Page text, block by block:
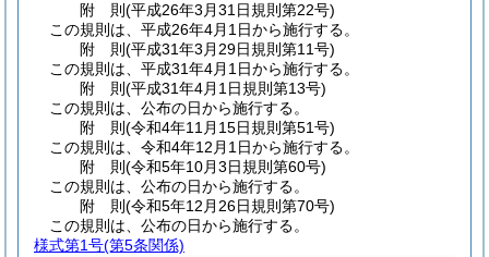
附 則(平成26年3月31日規則第22号)
この規則は、平成26年4月1日から施行する。
附 則(平成31年3月29日規則第11号)
この規則は、平成31年4月1日から施行する。
附 則(平成31年4月1日規則第13号)
この規則は、公布の日から施行する。
附 則(令和4年11月15日規則第51号)
この規則は、令和4年12月1日から施行する。
附 則(令和5年10月3日規則第60号)
この規則は、公布の日から施行する。
附 則(令和5年12月26日規則第70号)
この規則は、公布の日から施行する。
様式第1号(第5条関係)